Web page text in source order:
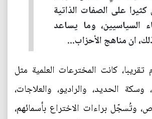
كثيرا على الصفات الذاتية
السياسيين، وما يساعد
ان مناهج الأحزاب...
تقريبا، كانت المخترعات العلمية مثل
وسكة الحديد، والراديو، والعلاجات،
وتُسجّل براءات الاختراع بأسمائهم،